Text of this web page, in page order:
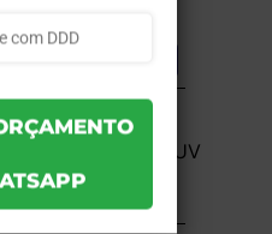
- 5,7x8,7cm - UV
unid